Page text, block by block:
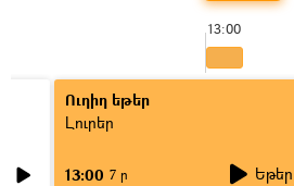
13:00
Ուղիղ եթեր
Լուրեր
13:00 7 ր Եթեր